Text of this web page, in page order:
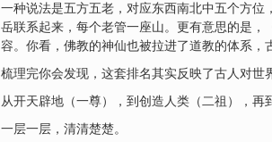
一种说法是五方五老，对应东西南北中五个方
岳联系起来，每个老管一座山。更有意思的是
容。你看，佛教的神仙也被拉进了道教的体系，
梳理完你会发现，这套排名其实反映了古人对世
从开天辟地（一尊），到创造人类（二祖），再
一层一层，清清楚楚。